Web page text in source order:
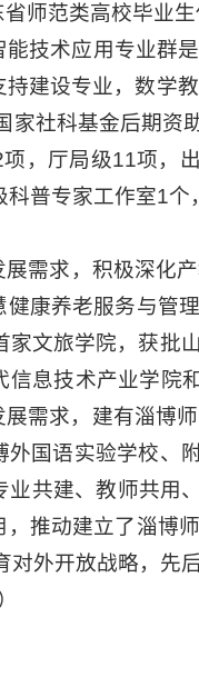
师范类高校毕业
技术应用专业群
建设专业，数学
家社科基金后期
，厅局级11项，
普专家工作室1
需求，积极深化
康养老服务与管
文旅学院，获批
息技术产业学
需求，建有淄博
国语实验学校、
共建、教师共用
推动建立了淄博
外开放战略，先